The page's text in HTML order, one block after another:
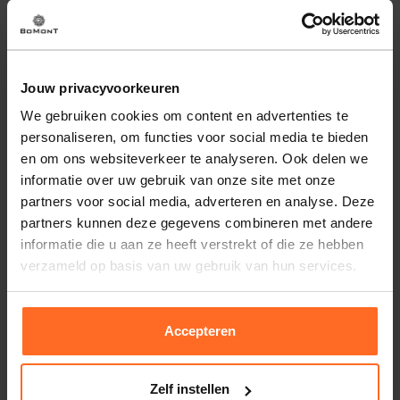
Jouw privacyvoorkeuren
We gebruiken cookies om content en advertenties te
personaliseren, om functies voor social media te bieden
en om ons websiteverkeer te analyseren. Ook delen we
informatie over uw gebruik van onze site met onze
partners voor social media, adverteren en analyse. Deze
partners kunnen deze gegevens combineren met andere
informatie die u aan ze heeft verstrekt of die ze hebben
verzameld op basis van uw gebruik van hun services.
Accepteren
Zelf instellen
Eigenschappen
Artikelnummer
258022-ZD
Leveranciersnummer
2613002
Categorie
Midi jurken
Merk
Label Dot
Doelgroep
Dames
Mouwlengte
2/4 Mouw, Korte Mouw
mouwloos met een normale taille. Voorzien van knopen,
Perfect voor elke gelegenheid.
Altijd gratis bezorging
Bezorging is altijd gratis, binnen 1-3 werkdagen
thuisgeleverd met DHL.
Retourneren
slechts € 4,95 of op eigen kosten via PostNL. In de
Bomont winkels kunt u ook gratis retourneren.